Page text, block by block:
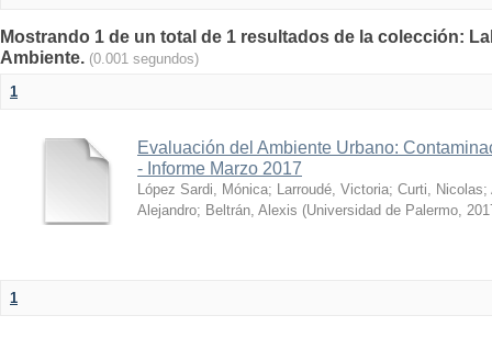
Mostrando 1 de un total de 1 resultados de la colección:
Ambiente. (0.001 segundos)
1
Evaluación del Ambiente Urbano:
- Informe Marzo 2017
López Sardi, Mónica; Larroudé, Victoria; Curti, Nicolas;
Alejandro; Beltrán, Alexis (Universidad de Palermo,
1